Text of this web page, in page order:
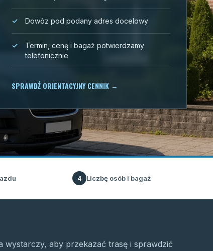
Dowóz pod podany adres docelowy
Termin, cenę i bagaż potwierdzamy
telefonicznie
SPRAWDŹ ORIENTACYJNY CENNIK →
4 Liczbę osób i bagaż
wystarczy, aby przekazać trasę i sprawdzić